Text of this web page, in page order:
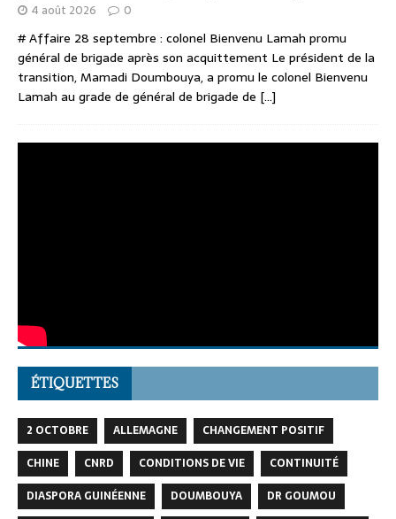
4 août 2026 0
# Affaire 28 septembre : colonel Bienvenu Lamah promu
général de brigade après son acquittement Le président de la
transition, Mamadi Doumbouya, a promu le colonel Bienvenu
Lamah au grade de général de brigade de [...]
ÉTIQUETTES
2 OCTOBRE ALLEMAGNE
CHANGEMENT POSITIF
CHINE
CNRD CONDITIONS DE VIE
CONTINUITÉ
DIASPORA GUINÉENNE
DOUMBOUYA
DR GOUMOU